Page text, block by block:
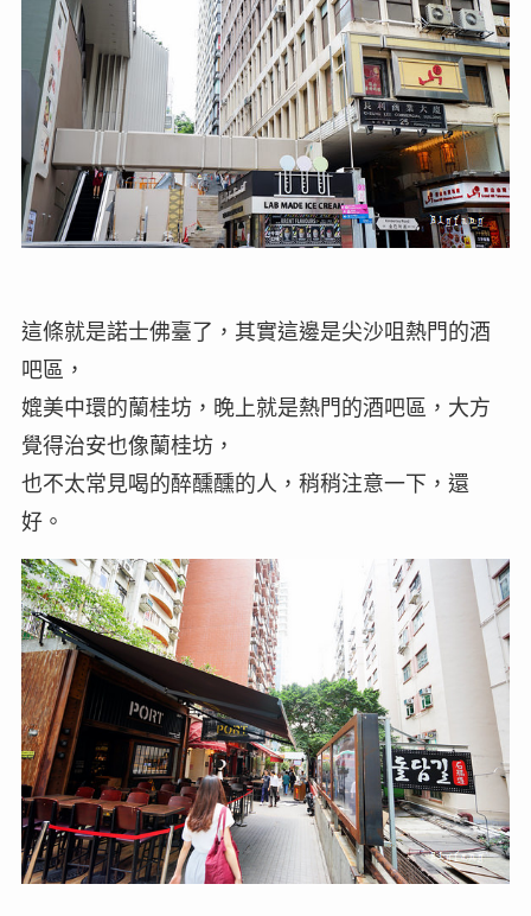
這條就是諾士佛臺了，其實這邊是尖沙咀熱門的酒
吧區，
媲美中環的蘭桂坊，晚上就是熱門的酒吧區，大方
覺得治安也像蘭桂坊，
也不太常見喝的醉醺醺的人，稍稍注意一下，還
好。